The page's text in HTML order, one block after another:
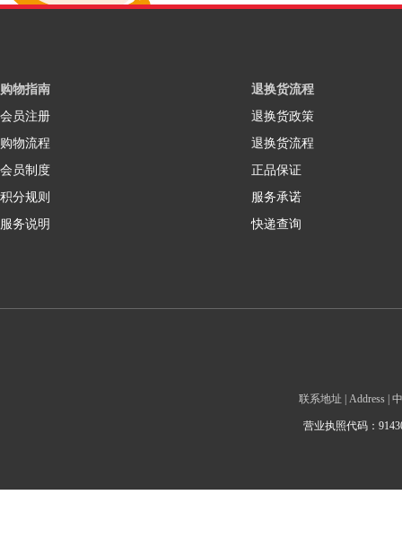
购物指南
会员注册
购物流程
会员制度
积分规则
服务说明
退换货流程
退换货政策
退换货流程
正品保证
服务承诺
快递查询
联系地址 | Address |
营业执照代码：